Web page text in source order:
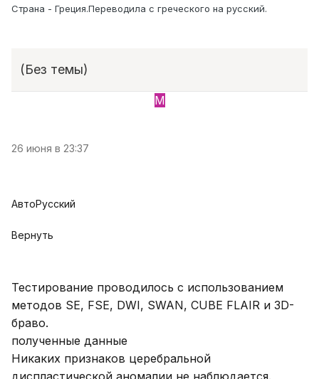
Страна - Греция.Переводила с греческого на русский.
(Без темы)
M
26 июня в 23:37
АвтоРусский
Вернуть
Тестирование проводилось с использованием
методов SE, FSE, DWI, SWAN, CUBE FLAIR и 3D-
браво.
полученные данные
Никаких признаков церебральной